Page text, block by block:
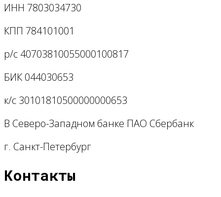
ИНН 7803034730
КПП 784101001
р/с 40703810055000100817
БИК 044030653
к/с 30101810500000000653
В Северо-Западном банке ПАО Сбербанк
г. Санкт-Петербург
Контакты